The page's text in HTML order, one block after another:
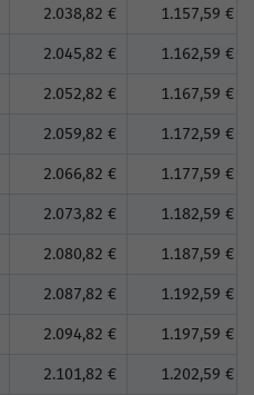
2.038,82 € 1.157,59 €
2.045,82 € 1.162,59 €
2.052,82 € 1.167,59 €
2.059,82 € 1.172,59 €
2.066,82 € 1.177,59 €
2.073,82 € 1.182,59 €
2.080,82 € 1.187,59 €
2.087,82 € 1.192,59 €
2.094,82 € 1.197,59 €
2.101,82 € 1.202,59 €